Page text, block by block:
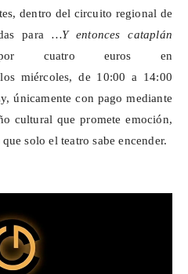
dentro del circuito regional de
para …Y entoncescataplán
por cuatro euros en
miércoles, de 10:00 a 14:00
, únicamente con pago mediante
cultural que promete emoción,
solo el teatro sabe encender.